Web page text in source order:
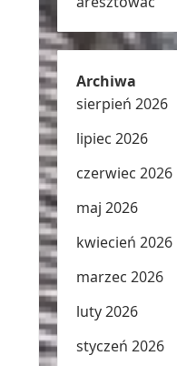
Archiwa
sierpień 2026
lipiec 2026
czerwiec 2026
maj 2026
kwiecień 2026
marzec 2026
luty 2026
styczeń 2026